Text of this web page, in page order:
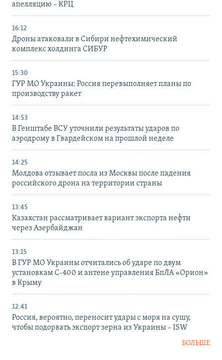
апелляцию – КРЦ
16:12
Дроны атаковали в Сибири нефтехимический
комплекс холдинга СИБУР
15:30
ГУР МО Украины: Россия перевыполняет планы по
производству ракет
14:53
В Генштабе ВСУ уточнили результаты ударов по
аэродрому в Гвардейском на прошлой неделе
14:25
Молдова отзывает посла из Москвы после падения
российского дрона на территории страны
13:45
Казахстан рассматривает вариант экспорта нефти
через Азербайджан
13:15
В ГУР МО Украины отчитались об ударе по двум
установкам С-400 и антене управления БпЛА «Орион»
в Крыму
12:41
Россия, вероятно, переносит удары с моря на сушу,
чтобы подорвать экспорт зерна из Украины – ISW
БОЛЬШЕ